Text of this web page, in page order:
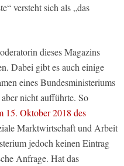
versteht sich als „das
dieses Magazins
Dabei gibt es auch einige
eines Bundesministeriums
nicht aufführte. So
15. Oktober 2018 des
Marktwirtschaft und Arbeit
jedoch keinen Eintrag
Anfrage. Hat das